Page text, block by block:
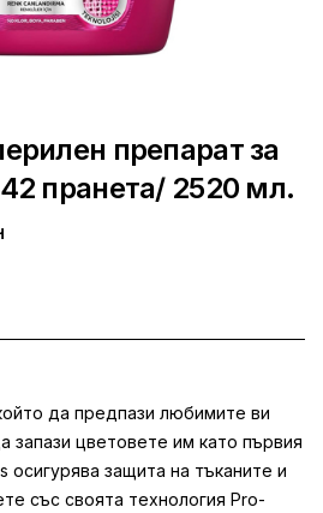
препарат за
пранета/ 2520 мл.
да предпази любимите ви
запази цветовете им като първия
осигурява защита на тъканите и
със своята технология Pro-